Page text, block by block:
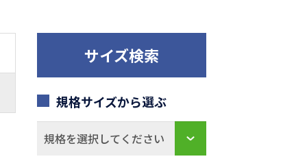
サイズ検索
規格サイズから選ぶ